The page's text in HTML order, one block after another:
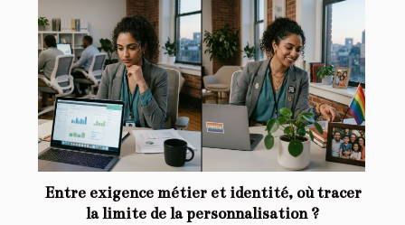
Entre exigence métier et identité, où tracer
la limite de la personnalisation ?